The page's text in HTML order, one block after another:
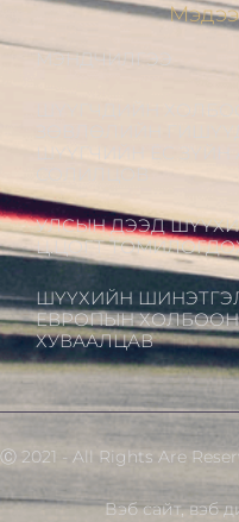
МЭНДЧИЛГЭЭ
ШҮҮГЧДИЙН
СОЛИЛЦОВ
УЛСЫН ДЭЭД
Ц.ЦОГТ
ШҮҮХИЙН
ЕВРОПЫН
ХУВААЛЦАВ
Ⓒ 2021 - All Rights Are
Вэб сайт,вэб